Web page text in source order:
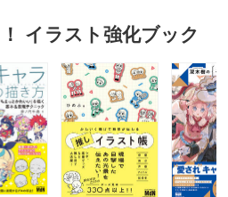
イラスト強化ブック